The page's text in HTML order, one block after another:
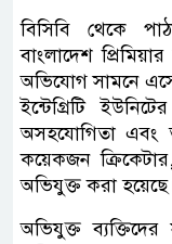
বিসিবি থেকে
বাংলাদেশ
অভিযোগ সামনে
ইন্টেগ্রিটি
অসহযোগিতা
কয়েকজন
অভিযুক্ত করা
অভিযুক্ত